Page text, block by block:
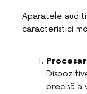
Aparatele
caracteristici
precisă a